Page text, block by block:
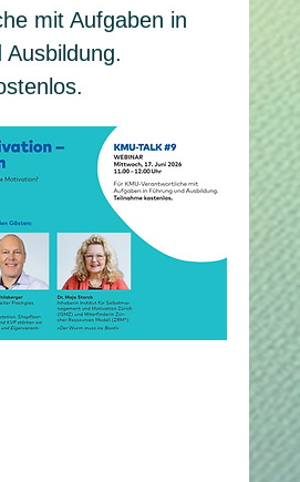
mit Aufgaben in
Ausbildung.